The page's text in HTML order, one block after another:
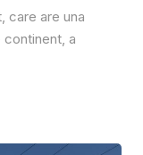
care are una
a